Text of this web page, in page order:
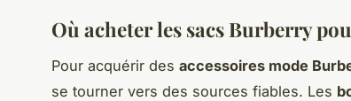
Où acheter les sacs Burberry
Pour acquérir des accessoires mode
se tourner vers des sources fiables. Les